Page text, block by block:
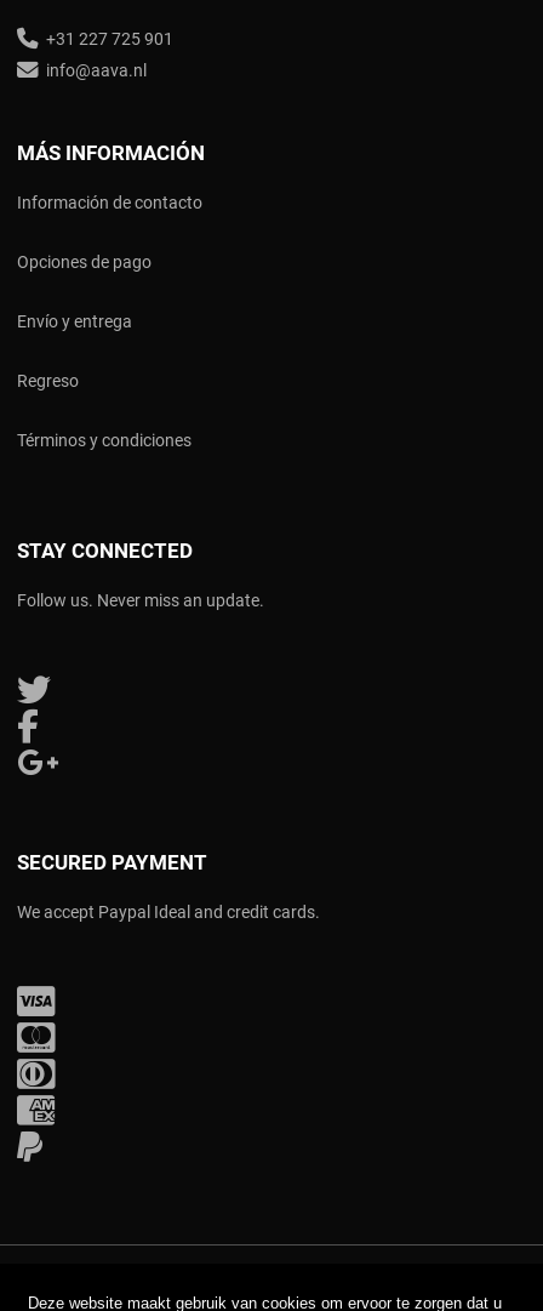
Deze website maakt gebruik van cookies om ervoor te zorgen dat u
+31 227 725 901
info@aava.nl
MÁS INFORMACIÓN
Información de contacto
Opciones de pago
Envío y entrega
Regreso
Términos y condiciones
STAY CONNECTED
Follow us. Never miss an update.
Follow us on Twitter
SECURED PAYMENT
We accept Paypal Ideal and credit cards.
PayPal